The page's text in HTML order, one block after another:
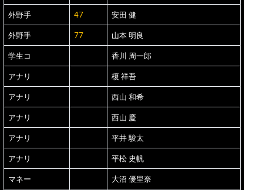
外野手 47 安田 健
外野手 77 山本 明良
学生コ 香川 周一郎
アナリ 榎 祥吾
アナリ 西山 和希
アナリ 西山 慶
アナリ 平井 駿太
アナリ 平松 史帆
マネー 大沼 優里奈